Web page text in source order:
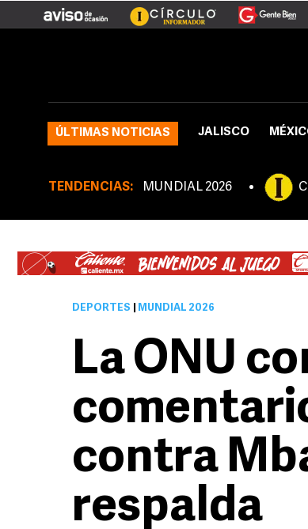
ÚLTIMAS NOTICIAS JALISCO
TENDENCIAS: MUNDIAL 2026
DEPORTES MUNDIAL 2026
La ONU
contra
respalda